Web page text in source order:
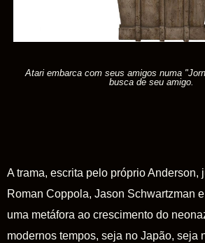
Atari embarca com seus amigos numa
busca de seu amigo.
A trama, escrita pelo próprio Anderson,
Roman Coppola, Jason Schwartzman
uma metáfora ao crescimento do
modernos tempos, seja no Japão, seja